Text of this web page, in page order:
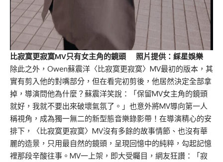
比寂寞更寂寞MV只有女主角的鏡頭 照片提供：綵星娛樂
除此之外，Owen蘇震洋〈比寂寞更寂寞〉MV最初的版本，其
實有剪入他的對嘴部分，但在看完初剪後，他居然決定全部拿
掉，導演問他為什麼？蘇震洋笑說：「保留MV女主角的鏡頭
就好，我就不要出來破壞氣氛了。」也意外將MV導向第一人
稱視角，成為獨一無二的新型態音樂錄影帶！在導演精心的安
排下，〈比寂寞更寂寞〉MV沒有多餘的故事情節、也沒有華
麗的造景，只用最自然的鏡頭，呈現回憶中的純粹，勾起記憶
裡那段辛酸往事。MV一上架，即大受矚目，網友狂讚：「寂